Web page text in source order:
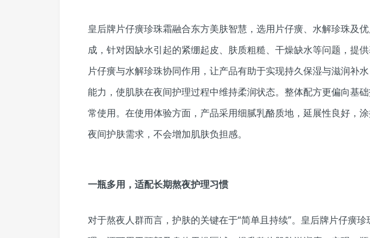
皇后牌片仔癀珍珠霜融合东方美肤智慧，选用片仔癀、水解珍珠及
成，针对因缺水引起的紧绷起皮、肤质粗糙、干燥缺水等问题，提
片仔癀与水解珍珠协同作用，让产品有助于实现持久保湿与滋润补
能力，使肌肤在夜间护理过程中维持柔润状态。整体配方更偏向基
常使用。在使用体验方面，产品采用细腻乳酪质地，延展性良好，
夜间护肤需求，不会增加肌肤负担感。
一瓶多用，适配长期熬夜护理习惯
对于熬夜人群而言，护肤的关键在于“简单且持续”。皇后牌片仔癀